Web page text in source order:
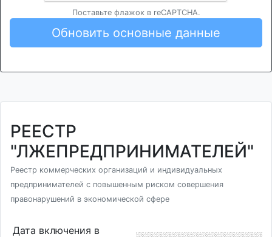
Поставьте флажок в reCAPTCHA.
Обновить основные данные
РЕЕСТР
"ЛЖЕПРЕДПРИНИМАТЕЛЕЙ"
Реестр коммерческих организаций и индивидуальных
предпринимателей с повышенным риском совершения
правонарушений в экономической сфере
Дата включения в